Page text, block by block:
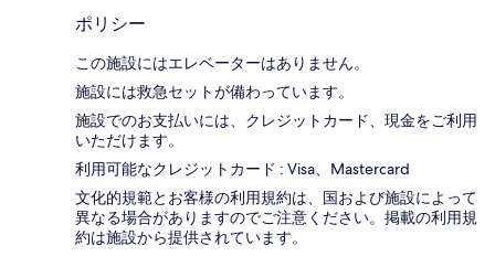
ポリシー
この施設にはエレベーターはありません。
施設には救急セットが備わっています。
施設でのお支払いには、クレジットカード、現金をご利用
いただけます。
利用可能なクレジットカード : Visa、Mastercard
文化的規範とお客様の利用規約は、国および施設によって
異なる場合がありますのでご注意ください。掲載の利用規
約は施設から提供されています。